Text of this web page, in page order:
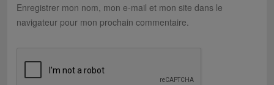
Enregistrer mon nom, mon e-mail et mon site dans le
navigateur pour mon prochain commentaire.